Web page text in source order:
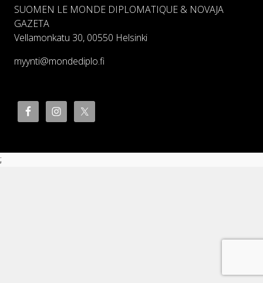
SUOMEN LE MONDE DIPLOMATIQUE & NOVAJA
GAZETA
Vellamonkatu 30, 00550 Helsinki
myynti@mondediplo.fi
;